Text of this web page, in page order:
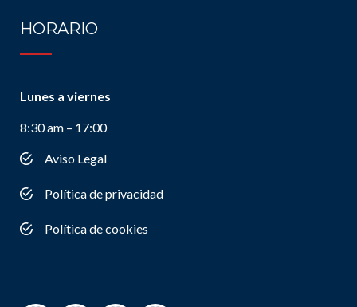
HORARIO
Lunes a viernes
8:30 am – 17:00
Aviso Legal
Política de privacidad
Política de cookies